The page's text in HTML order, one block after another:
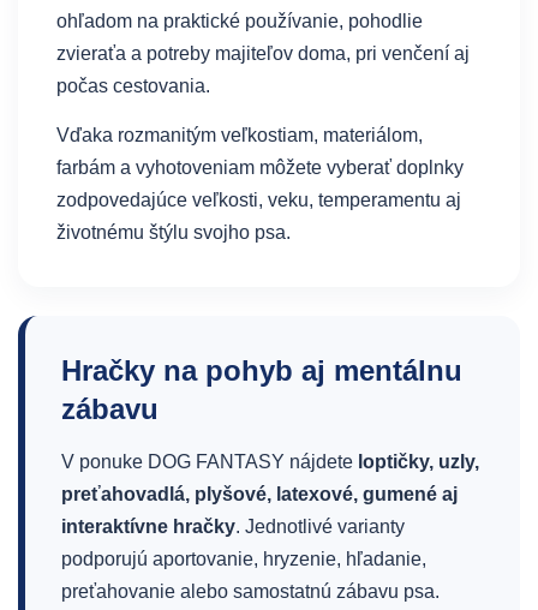
ohľadom na praktické používanie, pohodlie
zvieraťa a potreby majiteľov doma, pri venčení aj
počas cestovania.
Vďaka rozmanitým veľkostiam, materiálom,
farbám a vyhotoveniam môžete vyberať doplnky
zodpovedajúce veľkosti, veku, temperamentu aj
životnému štýlu svojho psa.
Hračky na pohyb aj mentálnu
zábavu
V ponuke DOG FANTASY nájdete loptičky, uzly,
preťahovadlá, plyšové, latexové, gumené aj
interaktívne hračky. Jednotlivé varianty
podporujú aportovanie, hryzenie, hľadanie,
preťahovanie alebo samostatnú zábavu psa.